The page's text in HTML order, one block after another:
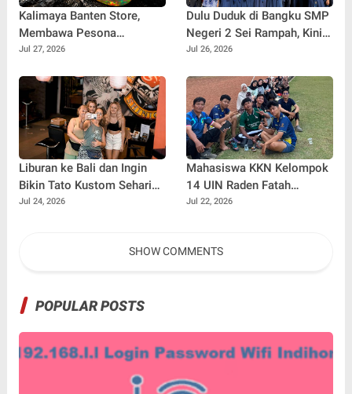
Kalimaya Banten Store,
Membawa Pesona
Kalimaya Banten
dan Internasional
Jul 27, 2026
Dulu Duduk di Bangku SMP
Negeri 2 Sei Rampah, Kini
Penulis Mulai Aja Dulu
sebagai Pemateri untuk
Menginspirasi Generasi
Muda
Jul 26, 2026
Liburan ke Bali dan Ingin
Bikin Tato Kustom Sehari
Jadi? Ini Panduannya
Jul 24, 2026
Mahasiswa KKN Kelompok
14 UIN Raden Fatah
Palembang Jalin
Lewat Sparing Sepak Bola
Jul 22, 2026
SHOW COMMENTS
POPULAR POSTS